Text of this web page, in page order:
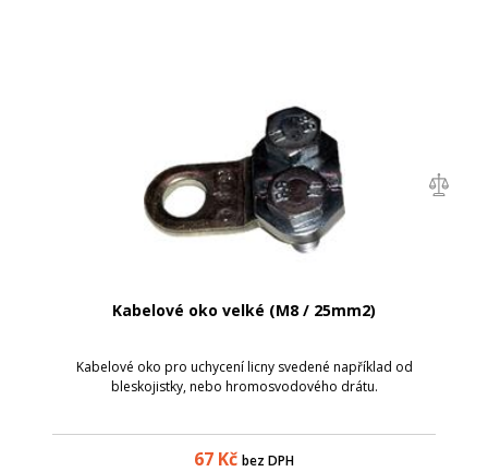
Kabelové oko velké (M8 / 25mm2)
Kabelové oko pro uchycení licny svedené například od
bleskojistky, nebo hromosvodového drátu.
67 Kč bez DPH